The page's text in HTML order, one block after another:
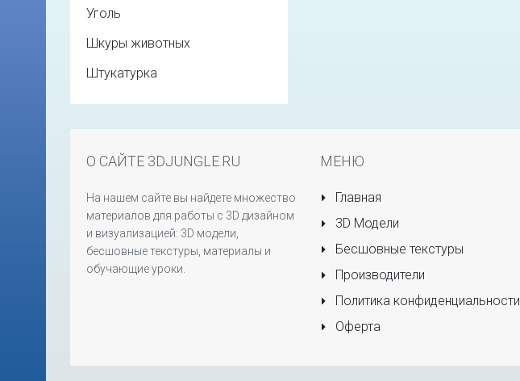
Уголь
Шкуры животных
Штукатурка
О САЙТЕ 3DJUNGLE.RU
На нашем сайте вы найдете множество
материалов для работы с 3D дизайном
и визуализацией: 3D модели,
бесшовные текстуры, материалы и
обучающие уроки.
МЕНЮ
Главная
3D Модели
Бесшовные текстуры
Производители
Политика конфиденциальности
Оферта